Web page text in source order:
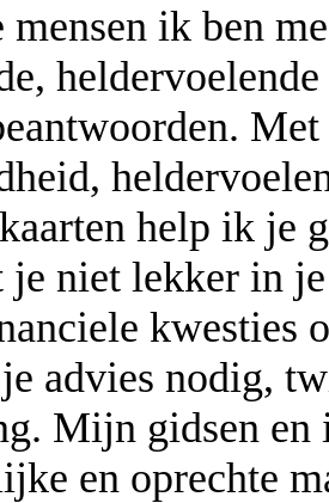
ik ben
help ik je
niet lekker in
kwesties
advies nodig,
Mijn gidsen
en oprechte